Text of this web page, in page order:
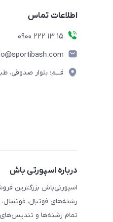
اطلاعات تماس
15 13 222 0900
قـــم؛ بلوار صدوقی،
درباره اسپورتی باش
اسپورتی‌باش بزرگترین
رشته‌های فوتبال، فوتسال،
تمام رشته‌ها و تندیس‌های